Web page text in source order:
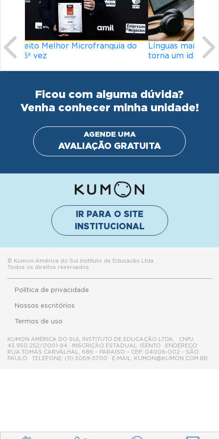
Línguas mais difíceis do mundo: o que
torna um idioma desafiador?
Ficou com alguma dúvida?
Venha conhecer minha unidade!
AGENDE UMA
AVALIAÇÃO GRATUITA
IR PARA O SITE
INSTITUCIONAL
© Kumon América do Sul Instituto de Educacão Ltda.
Todos os direitos reservados
Política de privacidade
Termos de uso
Nossos escritórios
KUMON AMÉRICA DO SUL INSTITUTO DE EDUCAÇÃO LTDA. · CNPJ:
43.950.252/0001-94 · INSCRIÇÃO ESTADUAL: ISENTO · ENDEREÇO:
RUA TOMÁS CARVALHAL, 686 – PARAÍSO – CEP: 04006-002 – SÃO
PAULO · TELEFONE: (11) 3059-3700 · E-MAIL: KUMON@KUMON.COM.BR